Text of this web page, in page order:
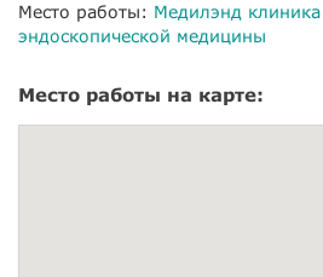
Место работы: Медилэнд
эндоскопической медицины
Место работы на карте: